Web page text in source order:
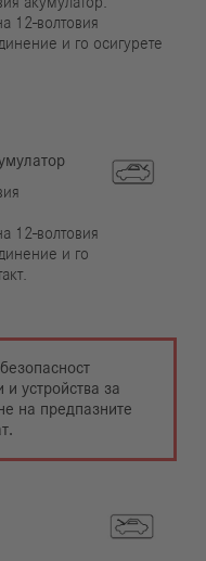
12-волтовия
и го осигурете
12-волтовия
и го
устройства за
на предпазните